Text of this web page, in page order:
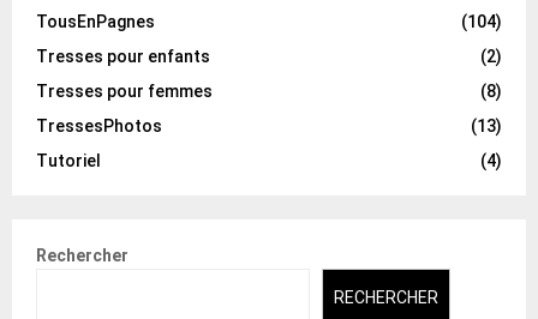
TousEnPagnes
(104)
Tresses pour enfants
(2)
Tresses pour femmes
(8)
TressesPhotos
(13)
Tutoriel
(4)
Rechercher
RECHERCHER